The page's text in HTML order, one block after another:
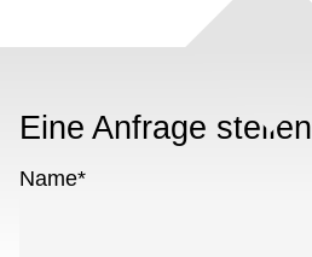
Eine Anfrage stellen
Name*